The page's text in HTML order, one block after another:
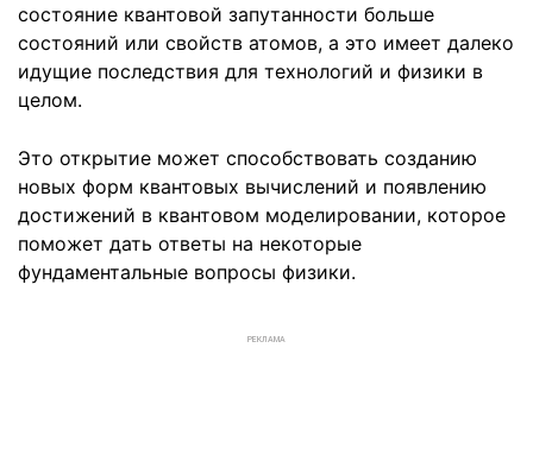
состояние квантовой запутанности больше
состояний или свойств атомов, а это имеет далеко
идущие последствия для технологий и физики в
целом.
Это открытие может способствовать созданию
новых форм квантовых вычислений и появлению
достижений в квантовом моделировании, которое
поможет дать ответы на некоторые
фундаментальные вопросы физики.
РЕКЛАМА